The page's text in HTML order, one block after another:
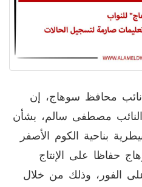
محافظ سوهاج، إن
مصطفى سالم، بشأن
بناحية الكوم الأصفر
حفاظا على الإنتاج
الفور، وذلك من خلال